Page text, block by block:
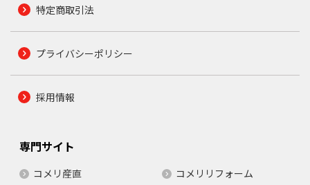
特定商取引法
プライバシーポリシー
採用情報
専門サイト
コメリ産直 コメリリフォーム